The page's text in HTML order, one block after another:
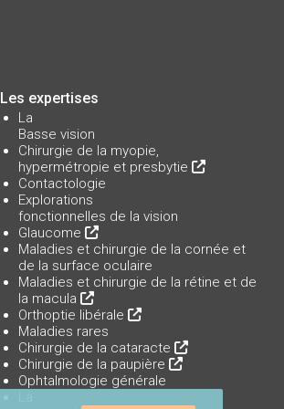
Les expertises
La
Basse vision
Chirurgie de la myopie,
hypermétropie et presbytie
Contactologie
Explorations
fonctionnelles de la vision
Glaucome
Maladies et chirurgie de la cornée et
de la surface oculaire
Maladies et chirurgie de la rétine et de
la macula
Orthoptie libérale
Maladies rares
Chirurgie de la cataracte
Chirurgie de la paupière
Ophtalmologie générale